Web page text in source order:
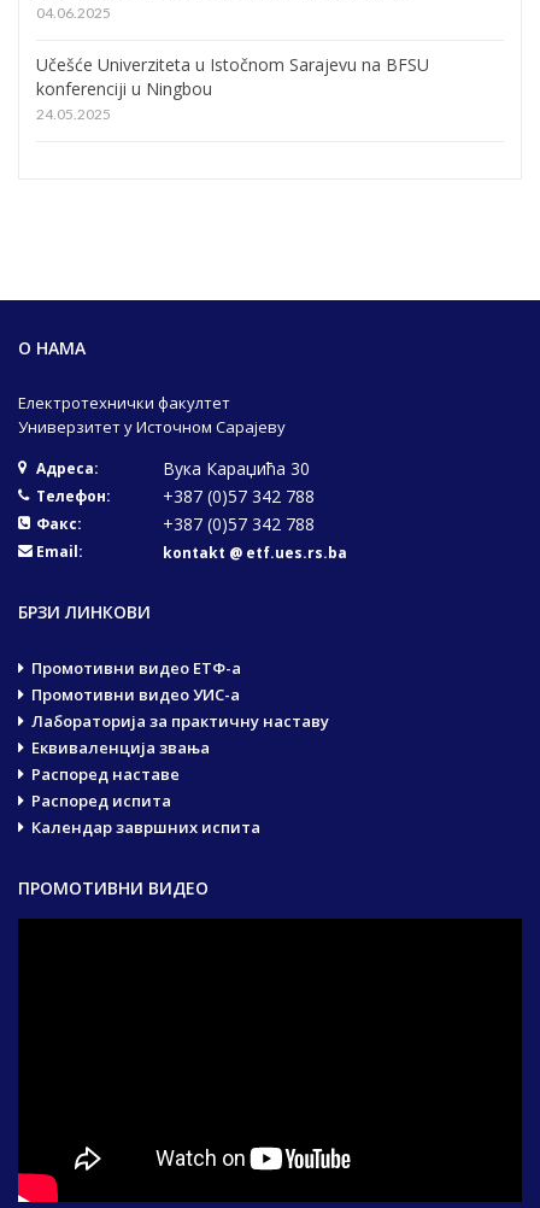
04.06.2025
Učešće Univerziteta u Istočnom Sarajevu na BFSU
konferenciji u Ningbou
24.05.2025
О НАМА
Електротехнички факултет
Универзитет у Источном Сарајеву
Адреса: Вука Караџића 30
Телефон: +387 (0)57 342 788
Факс: +387 (0)57 342 788
Email: kontakt @ etf.ues.rs.ba
БРЗИ ЛИНКОВИ
Промотивни видео ЕТФ-а
Промотивни видео УИС-а
Лабораторија за практичну наставу
Еквиваленција звања
Распоред наставе
Распоред испита
Календар завршних испита
ПРОМОТИВНИ ВИДЕО